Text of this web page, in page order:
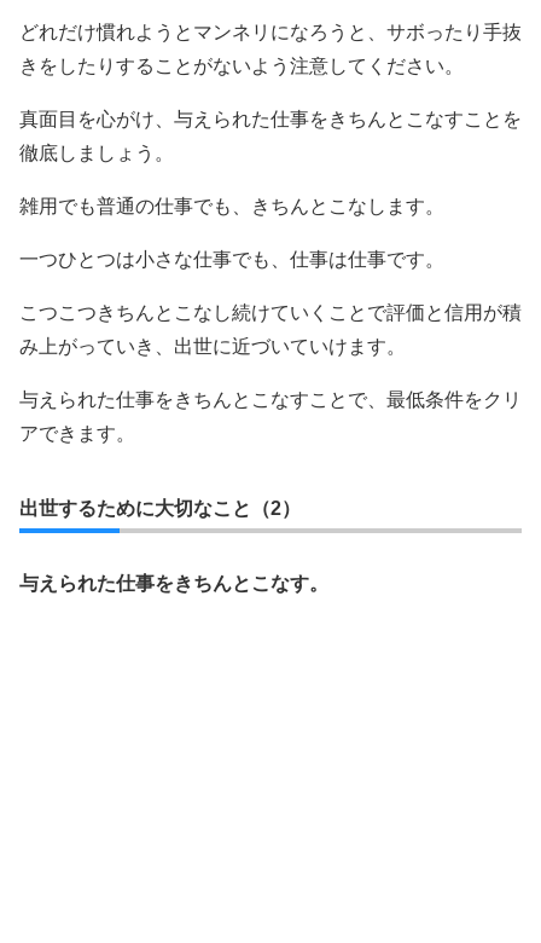
どれだけ慣れようとマンネリになろうと、サボったり手抜
きをしたりすることがないよう注意してください。
真面目を心がけ、与えられた仕事をきちんとこなすことを
徹底しましょう。
雑用でも普通の仕事でも、きちんとこなします。
一つひとつは小さな仕事でも、仕事は仕事です。
こつこつきちんとこなし続けていくことで評価と信用が積
み上がっていき、出世に近づいていけます。
与えられた仕事をきちんとこなすことで、最低条件をクリ
アできます。
出世するために大切なこと（2）
与えられた仕事をきちんとこなす。